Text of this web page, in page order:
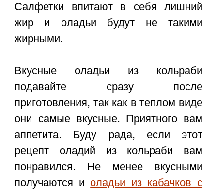
Салфетки впитают в себя лишний
жир и оладьи будут не такими
жирными.
Вкусные оладьи из кольраби
подавайте сразу после
приготовления, так как в теплом виде
они самые вкусные. Приятного вам
аппетита. Буду рада, если этот
рецепт оладий из кольраби вам
понравился. Не менее вкусными
получаются и оладьи из кабачков с